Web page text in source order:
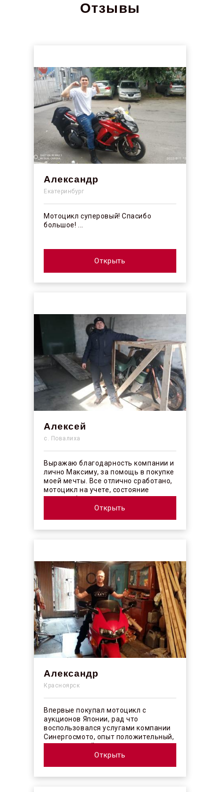
Отзывы
Александр
Екатеринбург
Мотоцикл суперовый! Спасибо
большое! ...
Открыть
Алексей
с. Повалиха
Выражаю благодарность компании и
лично Максиму, за помощь в покупке
моей мечты. Все отлично сработано,
мотоцикл на учете, состояние
отличное! ...
Открыть
Александр
Красноярск
Впервые покупал мотоцикл с
аукционов Японии, рад что
воспользовался услугами компании
Синергосмото, опыт положительный,
коллектив действительно
профессионалы своего ...
Открыть